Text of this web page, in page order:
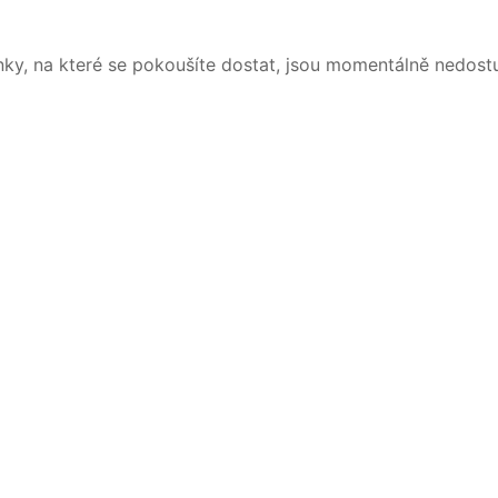
na které se pokoušíte dostat, jsou momentálně